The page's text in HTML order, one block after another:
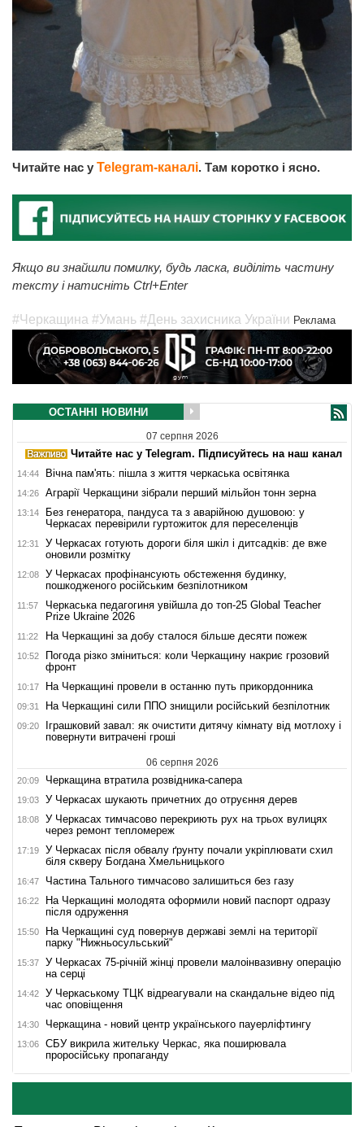
Читайте нас у Telegram-каналі. Там коротко і ясно.
Якщо ви знайшли помилку, будь ласка, виділіть частину
тексту і натисніть Ctrl+Enter
#Черкащина #Умань #День захисника України Реклама
ОСТАННІ НОВИНИ
07 серпня 2026
Читайте нас у Telegram. Підписуйтесь на наш канал
14:44 Вічна пам'ять: пішла з життя черкаська освітянка
14:26 Аграрії Черкащини зібрали перший мільйон тонн зерна
13:14
Без генератора, пандуса та з аварійною душовою: у
Черкасах перевірили гуртожиток для переселенців
12:31
У Черкасах готують дороги біля шкіл і дитсадків: де вже
оновили розмітку
12:08
У Черкасах профінансують обстеження будинку,
пошкодженого російським безпілотником
11:57
Черкаська педагогиня увійшла до топ-25 Global Teacher
Prize Ukraine 2026
11:22 На Черкащині за добу сталося більше десяти пожеж
10:52
Погода різко зміниться: коли Черкащину накриє грозовий
фронт
10:17 На Черкащині провели в останню путь прикордонника
09:31 На Черкащині сили ППО знищили російський безпілотник
09:20
Іграшковий завал: як очистити дитячу кімнату від мотлоху і
повернути витрачені гроші
06 серпня 2026
20:09 Черкащина втратила розвідника-сапера
19:03 У Черкасах шукають причетних до отруєння дерев
18:08
У Черкасах тимчасово перекриють рух на трьох вулицях
через ремонт тепломереж
17:19
У Черкасах після обвалу ґрунту почали укріплювати схил
біля скверу Богдана Хмельницького
16:47 Частина Тального тимчасово залишиться без газу
16:22
На Черкащині молодята оформили новий паспорт одразу
після одруження
15:50
На Черкащині суд повернув державі землі на території
парку "Нижньосульський"
15:37
У Черкасах 75-річній жінці провели малоінвазивну операцію
на серці
14:42
У Черкаському ТЦК відреагували на скандальне відео під
час оповіщення
14:30 Черкащина - новий центр українського пауерліфтингу
13:06
СБУ викрила жительку Черкас, яка поширювала
проросійську пропаганду